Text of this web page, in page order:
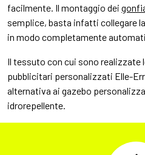
facilmente. Il montaggio dei
semplice, basta infatti collegare
in modo completamente
Il tessuto con cui sono realizzate
pubblicitari personalizzati Elle-
alternativa ai gazebo
idrorepellente.